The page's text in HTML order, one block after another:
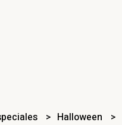
Halloween